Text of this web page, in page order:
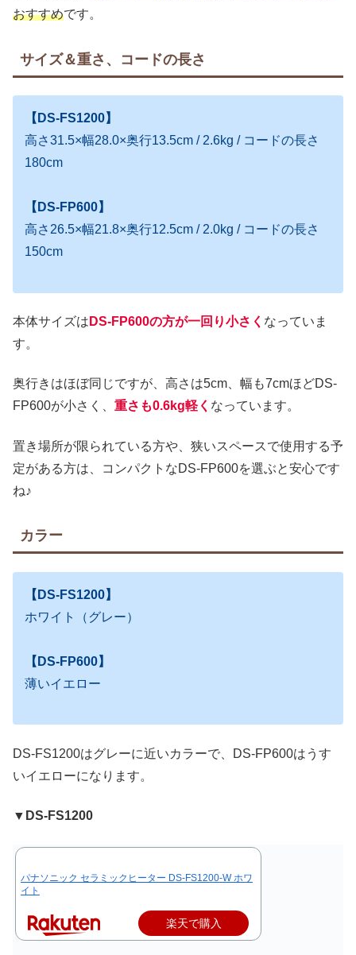
おすすめです。
サイズ＆重さ、コードの長さ
【DS-FS1200】
高さ31.5×幅28.0×奥行13.5cm / 2.6kg / コードの長さ
180cm
【DS-FP600】
高さ26.5×幅21.8×奥行12.5cm / 2.0kg / コードの長さ
150cm
本体サイズは DS-FP600の方が一回り小さく なっていま
す。
奥行きはほぼ同じですが、高さは5cm、幅も7cmほどDS-
FP600が小さく、 重さも0.6kg軽く なっています。
置き場所が限られている方や、狭いスペースで使用する予
定がある方は、コンパクトなDS-FP600を選ぶと安心です
ね♪
カラー
【DS-FS1200】
ホワイト（グレー）
【DS-FP600】
薄いイエロー
DS-FS1200はグレーに近いカラーで、DS-FP600はうす
いイエローになります。
▼DS-FS1200
パナソニック セラミックヒーター DS-FS1200-W ホワ
イト
楽天で購入